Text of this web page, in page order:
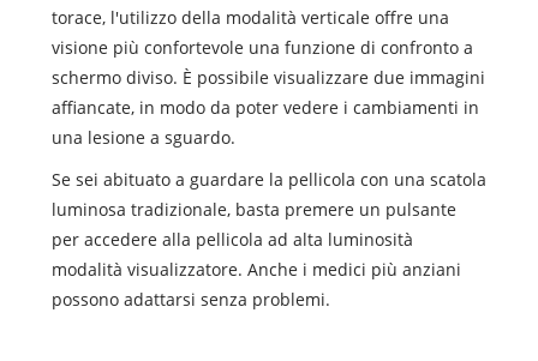
torace, l'utilizzo della modalità verticale offre una
visione più confortevole una funzione di confronto a
schermo diviso. È possibile visualizzare due immagini
affiancate, in modo da poter vedere i cambiamenti in
una lesione a sguardo.
Se sei abituato a guardare la pellicola con una scatola
luminosa tradizionale, basta premere un pulsante
per accedere alla pellicola ad alta luminosità
modalità visualizzatore. Anche i medici più anziani
possono adattarsi senza problemi.